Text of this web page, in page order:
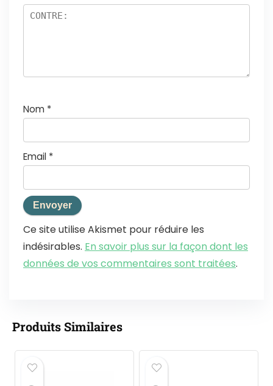
Nom *
Email *
Ce site utilise Akismet pour réduire les
indésirables. En savoir plus sur la façon dont les
données de vos commentaires sont traitées.
Produits Similaires